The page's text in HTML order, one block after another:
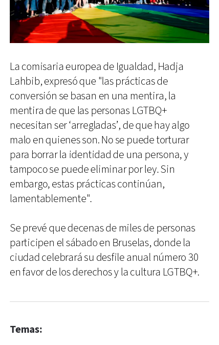
La comisaria europea de Igualdad, Hadja
Lahbib, expresó que "las prácticas de
conversión se basan en una mentira, la
mentira de que las personas LGTBQ+
necesitan ser ‘arregladas’, de que hay algo
malo en quienes son. No se puede torturar
para borrar la identidad de una persona, y
tampoco se puede eliminar por ley. Sin
embargo, estas prácticas continúan,
lamentablemente".
Se prevé que decenas de miles de personas
participen el sábado en Bruselas, donde la
ciudad celebrará su desfile anual número 30
en favor de los derechos y la cultura LGTBQ+.
Temas: